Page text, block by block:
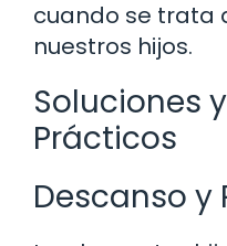
cuando se trata
nuestros hijos.
Soluciones
Prácticos
Descanso y